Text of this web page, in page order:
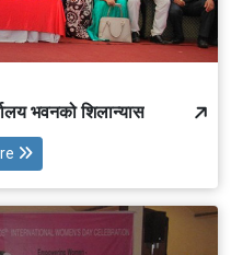
भवनको शिलान्यास